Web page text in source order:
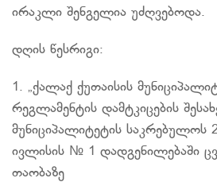
ირაკლი შენგელია უძღვებოდა.
დღის წესრიგი:
1. „ქალაქ ქუთაისის
რეგლამენტის დამტკიცების
მუნიციპალიტეტის საკრებულოს
ივლისის № 1 დადგენილებაში
თაობაზე